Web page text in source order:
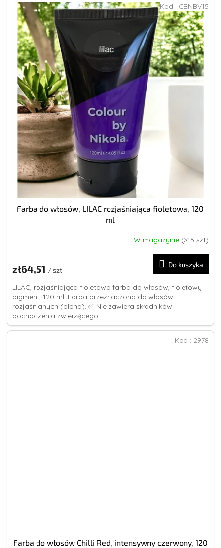
Farba do włosów, LILAC rozjaśniająca fioletowa, 120
ml
wynosi
na
5
gwiazdek.
W magazynie (>15 szt)
zł64,51 / szt
Do koszyka
LILAC, rozjaśniająca fioletowa farba do włosów, fioletowy
pigment, 120 ml. Farba przeznaczona do włosów
rozjaśnianych (blond). ✅ Nie zawiera składników
pochodzenia zwierzęcego...
Kod : CBNBV15
Farba do włosów Chilli Red, intensywny czerwony, 120
Kod : 2978